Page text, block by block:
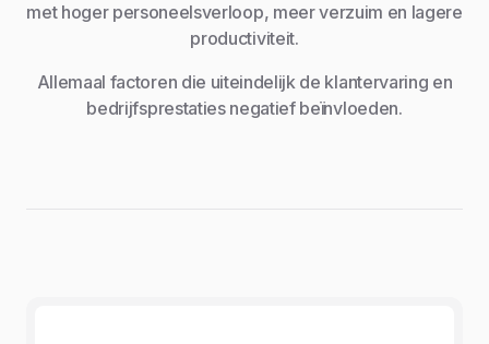
met hoger personeelsverloop, meer verzuim en lagere
productiviteit.
Allemaal factoren die uiteindelijk de klantervaring en
bedrijfsprestaties negatief beïnvloeden.